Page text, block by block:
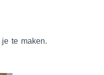
te maken.